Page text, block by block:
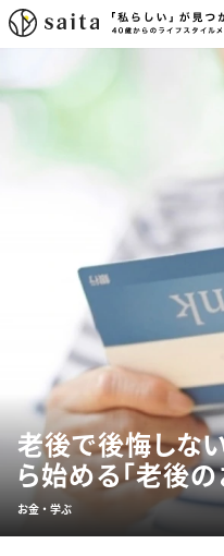
老後で後悔しな
ら始める「老後
お金・学ぶ